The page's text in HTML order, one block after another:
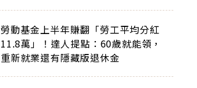
勞動基金上半年賺翻「勞工平均分紅
11.8萬」！達人提點：60歲就能領，
重新就業還有隱藏版退休金